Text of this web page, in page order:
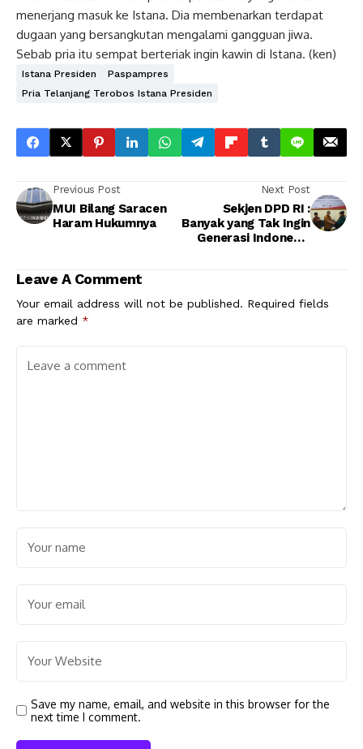
menerjang masuk ke Istana. Dia membenarkan terdapat
dugaan yang bersangkutan mengalami gangguan jiwa.
Sebab pria itu sempat berteriak ingin kawin di Istana. (ken)
Istana Presiden
Paspampres
Pria Telanjang Terobos Istana Presiden
Previous Post
MUI Bilang Saracen
Haram Hukumnya
Next Post
Sekjen DPD RI :
Banyak yang Tak Ingin
Generasi Indonesia
Leave A Comment
Your email address will not be published. Required fields
are marked *
Save my name, email, and website in this browser for the
next time I comment.